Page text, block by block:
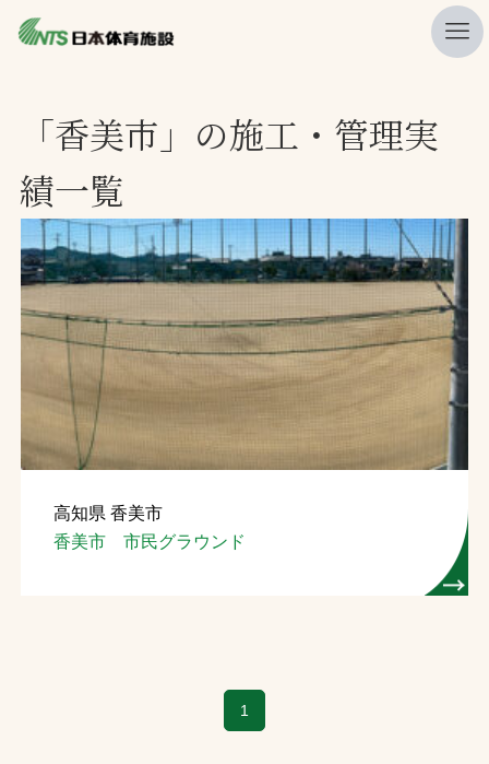
ニュース
プレスリリース
レポート
製品・サービス一覧
施工・管理実績一覧
会社概要
採用情報
検索
お問合せ
「香美市」の施工・管理実
績一覧
高知県 香美市
香美市 市民グラウンド
1